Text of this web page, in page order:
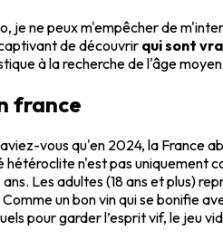
je ne peux m'empêcher de
de découvrir qui sont
à la recherche de l'âge
france
vous qu'en 2024, la France
n'est pas uniquement
Les adultes (18 ans et plus)
un bon vin qui se bonifie
pour garder l’esprit vif, le jeu